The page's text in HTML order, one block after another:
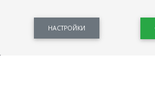
Новини, законови нормативи, кариерно
професии и трудови характеристики.
НАСТРОЙКИ